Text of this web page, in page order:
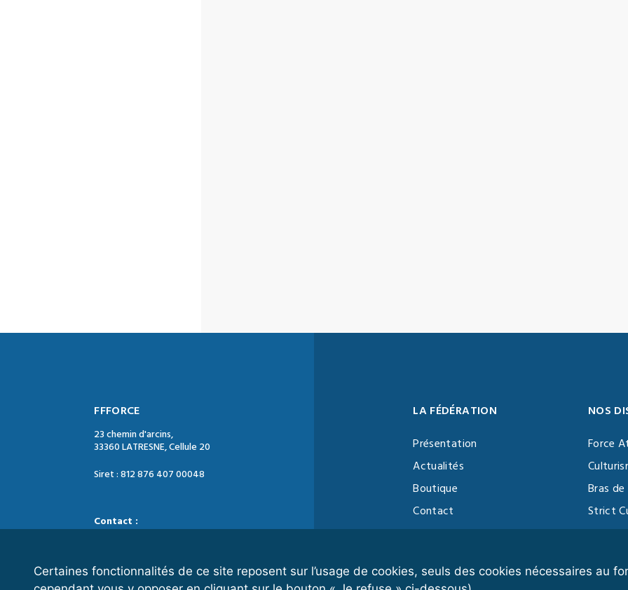
Certaines fonctionnalités de ce site reposent sur l’usage de cookies, seuls des cookies nécessaires au
FFFORCE
23 chemin d'arcins,
33360 LATRESNE, Cellule 20
Siret : 812 876 407 00048
Contact :
LA FÉDÉRATION
Présentation
Actualités
Boutique
Contact
Vidéothèque
NOS
Force
Bras
Strict